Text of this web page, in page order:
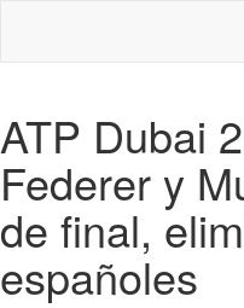
ATP Dubai
Federer y
de final,
españoles